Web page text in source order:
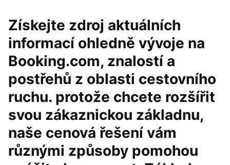
Získejte zdroj aktuálních
informací ohledně vývoje na
Booking.com, znalostí a
postřehů z oblasti cestovního
ruchu. protože chcete rozšířit
svou zákaznickou základnu,
naše cenová řešení vám
různými způsoby pomohou